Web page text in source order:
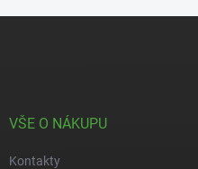
VŠE O NÁKUPU
Kontakty